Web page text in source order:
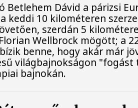
Betlehem Dávid a párizsi
keddi 10 kilométeren
szerdán 5
Wellbrock mögött; a
benne, hogy akár már
világbajnokságon "fogást
bajnokán.